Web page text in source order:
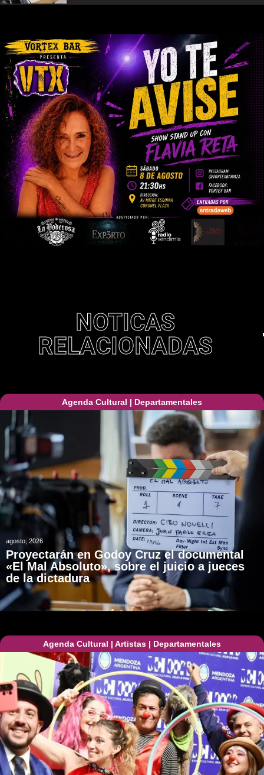
NOTICAS
RELACIONADAS
Agenda Cultural | Departamentales
agosto, 2026
Proyectarán en Godoy Cruz el documental
«El Mal Absoluto», sobre el juicio a jueces
de la dictadura
Agenda Cultural | Artistas | Departamentales